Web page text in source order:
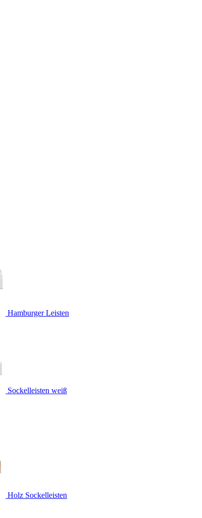
Hamburger Leisten
Sockelleisten weiß
Holz Sockelleisten